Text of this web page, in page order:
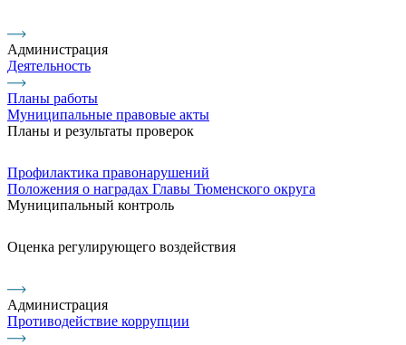
Администрация
Деятельность
Планы работы
Муниципальные правовые акты
Планы и результаты проверок
Профилактика правонарушений
Положения о наградах Главы Тюменского округа
Муниципальный контроль
Оценка регулирующего воздействия
Администрация
Противодействие коррупции